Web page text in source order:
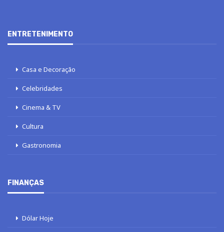
ENTRETENIMENTO
Casa e Decoração
Celebridades
Cinema & TV
Cultura
Gastronomia
FINANÇAS
Dólar Hoje